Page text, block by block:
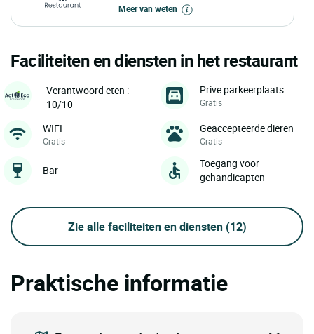
Meer van weten
Faciliteiten en diensten in het restaurant
Verantwoord eten :
10/10
Prive parkeerplaats
Gratis
WIFI
Gratis
Geaccepteerde dieren
Gratis
Bar
Toegang voor
gehandicapten
Zie alle faciliteiten en diensten (12)
Praktische informatie